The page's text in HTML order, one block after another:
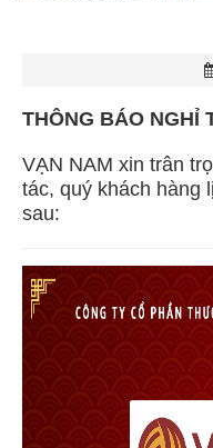
THÔNG BÁO NGHỈ
VẠN NAM xin trân
tác, quý khách hàng
sau: